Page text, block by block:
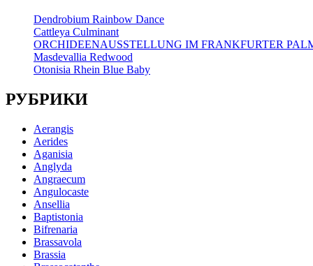
Dendrobium Rainbow Dance
Cattleya Culminant
ORCHIDEENAUSSTELLUNG IM FRANKFURTER
Masdevallia Redwood
Otonisia Rhein Blue Baby
РУБРИКИ
Aerangis
Aerides
Aganisia
Anglyda
Angraecum
Angulocaste
Ansellia
Baptistonia
Bifrenaria
Brassavola
Brassia